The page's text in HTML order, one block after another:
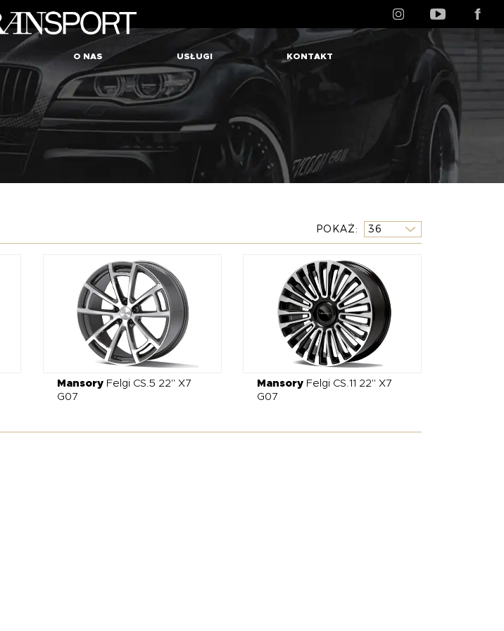
O NAS USŁUGI KONTAKT
POKAŻ
MansoryFelgi CS.5 22" X7
G07
Mansory Felgi CS.11 22" X7
G07